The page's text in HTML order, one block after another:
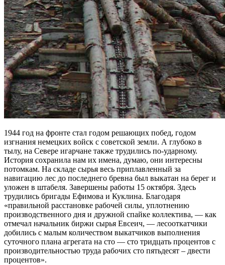
1944 год на фронте стал годом решающих побед, годом
изгнания немецких войск с советской земли. А глубоко в
тылу, на Севере игарчане также трудились по-ударному.
История сохранила нам их имена, думаю, они интересны
потомкам. На складе сырья весь приплавленный за
навигацию лес до последнего бревна был выкатан на берег и
уложен в штабеля. Завершены работы 15 октября. Здесь
трудились бригады Ефимова и Куклина. Благодаря
«правильной расстановке рабочей силы, уплотнению
производственного дня и дружной спайке коллектива, — как
отмечал начальник биржи сырья Евсеич, — лесооткатчики
добились с малым количеством выкатчиков выполнения
суточного плана агрегата на сто — сто тридцать процентов с
производительностью труда рабочих сто пятьдесят – двести
процентов».